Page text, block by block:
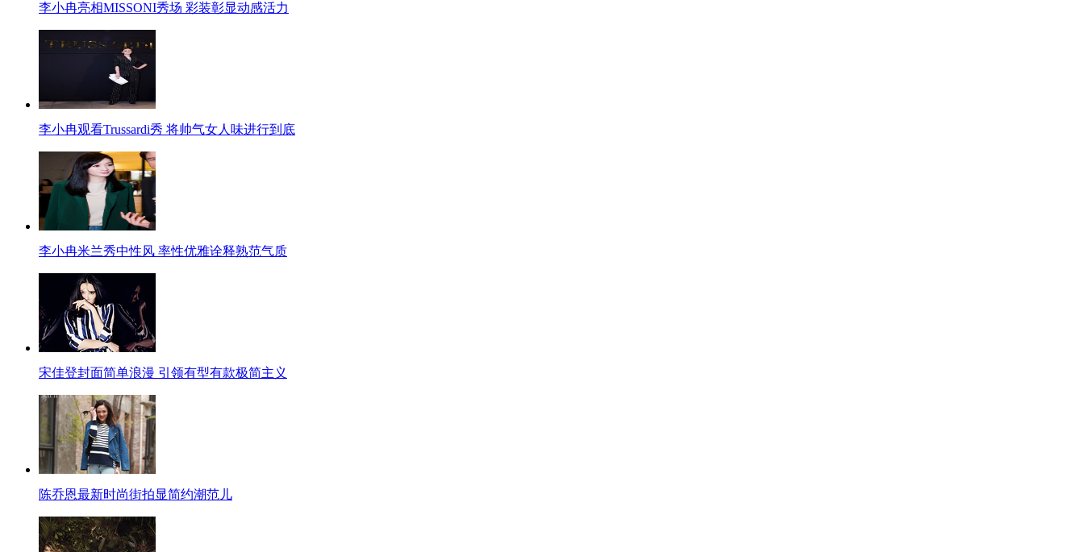
李小冉亮相MISSONI秀场 彩装彰显动感活力
李小冉观看Trussardi秀 将帅气女人味进行到底
李小冉米兰秀中性风 率性优雅诠释熟范气质
宋佳登封面简单浪漫 引领有型有款极简主义
陈乔恩最新时尚街拍显简约潮范儿